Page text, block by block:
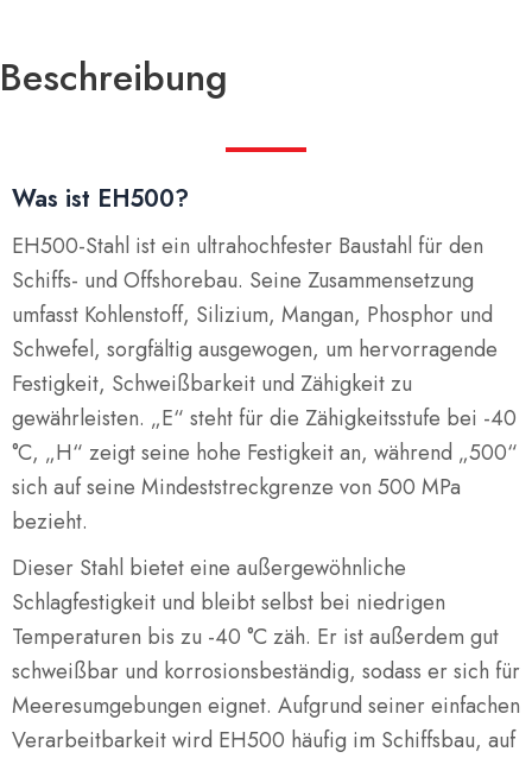
Beschreibung
Was ist EH500?
EH500-Stahl ist ein ultrahochfester Baustahl für den
Schiffs- und Offshorebau. Seine Zusammensetzung
umfasst Kohlenstoff, Silizium, Mangan, Phosphor und
Schwefel, sorgfältig ausgewogen, um hervorragende
Festigkeit, Schweißbarkeit und Zähigkeit zu
gewährleisten. „E“ steht für die Zähigkeitsstufe bei -40
°C, „H“ zeigt seine hohe Festigkeit an, während „500“
sich auf seine Mindeststreckgrenze von 500 MPa
bezieht.
Dieser Stahl bietet eine außergewöhnliche
Schlagfestigkeit und bleibt selbst bei niedrigen
Temperaturen bis zu -40 °C zäh. Er ist außerdem gut
schweißbar und korrosionsbeständig, sodass er sich für
Meeresumgebungen eignet. Aufgrund seiner einfachen
Verarbeitbarkeit wird EH500 häufig im Schiffsbau, auf